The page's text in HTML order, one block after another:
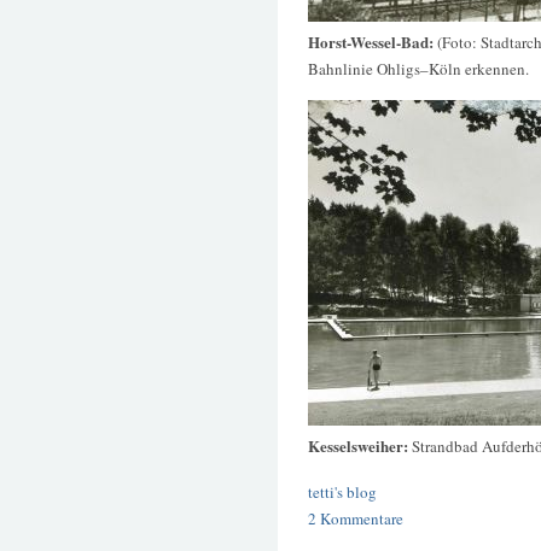
Horst-Wessel-Bad: (Foto:
Bahnlinie Ohligs–Köln erkennen.
Kesselsweiher: Strandbad
tetti's blog
2 Kommentare